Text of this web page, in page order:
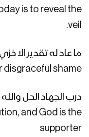
الكيان
حسبنا
is to reveal the
veil.
ما عاد له تقدير الا
disgraceful shame.
درب الجهاد الحل والله
and God is the
supporter